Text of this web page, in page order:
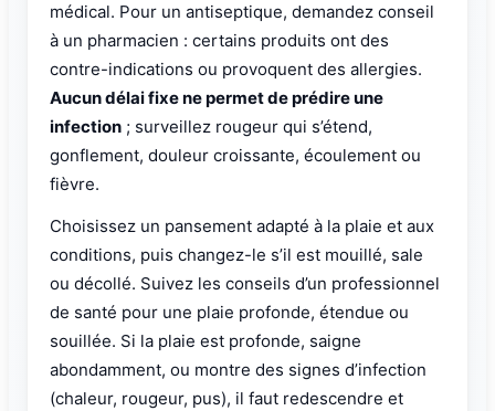
médical. Pour un antiseptique, demandez conseil
à un pharmacien : certains produits ont des
contre-indications ou provoquent des allergies.
Aucun délai fixe ne permet de prédire une
infection ; surveillez rougeur qui s’étend,
gonflement, douleur croissante, écoulement ou
fièvre.
Choisissez un pansement adapté à la plaie et aux
conditions, puis changez-le s’il est mouillé, sale
ou décollé. Suivez les conseils d’un professionnel
de santé pour une plaie profonde, étendue ou
souillée. Si la plaie est profonde, saigne
abondamment, ou montre des signes d’infection
(chaleur, rougeur, pus), il faut redescendre et